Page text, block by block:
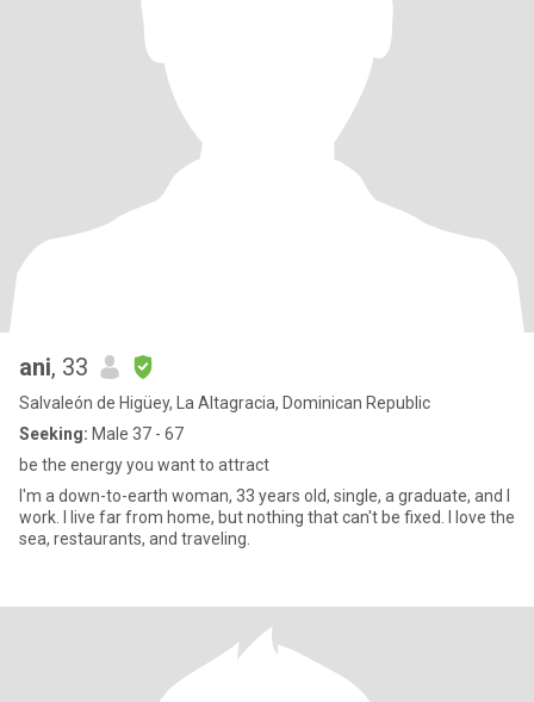
ani, 33
Salvaleón de Higüey, La Altagracia, Dominican Republic
Seeking: Male 37 - 67
be the energy you want to attract
I'm a down-to-earth woman, 33 years old, single, a graduate, and I
work. I live far from home, but nothing that can't be fixed. I love the
sea, restaurants, and traveling.